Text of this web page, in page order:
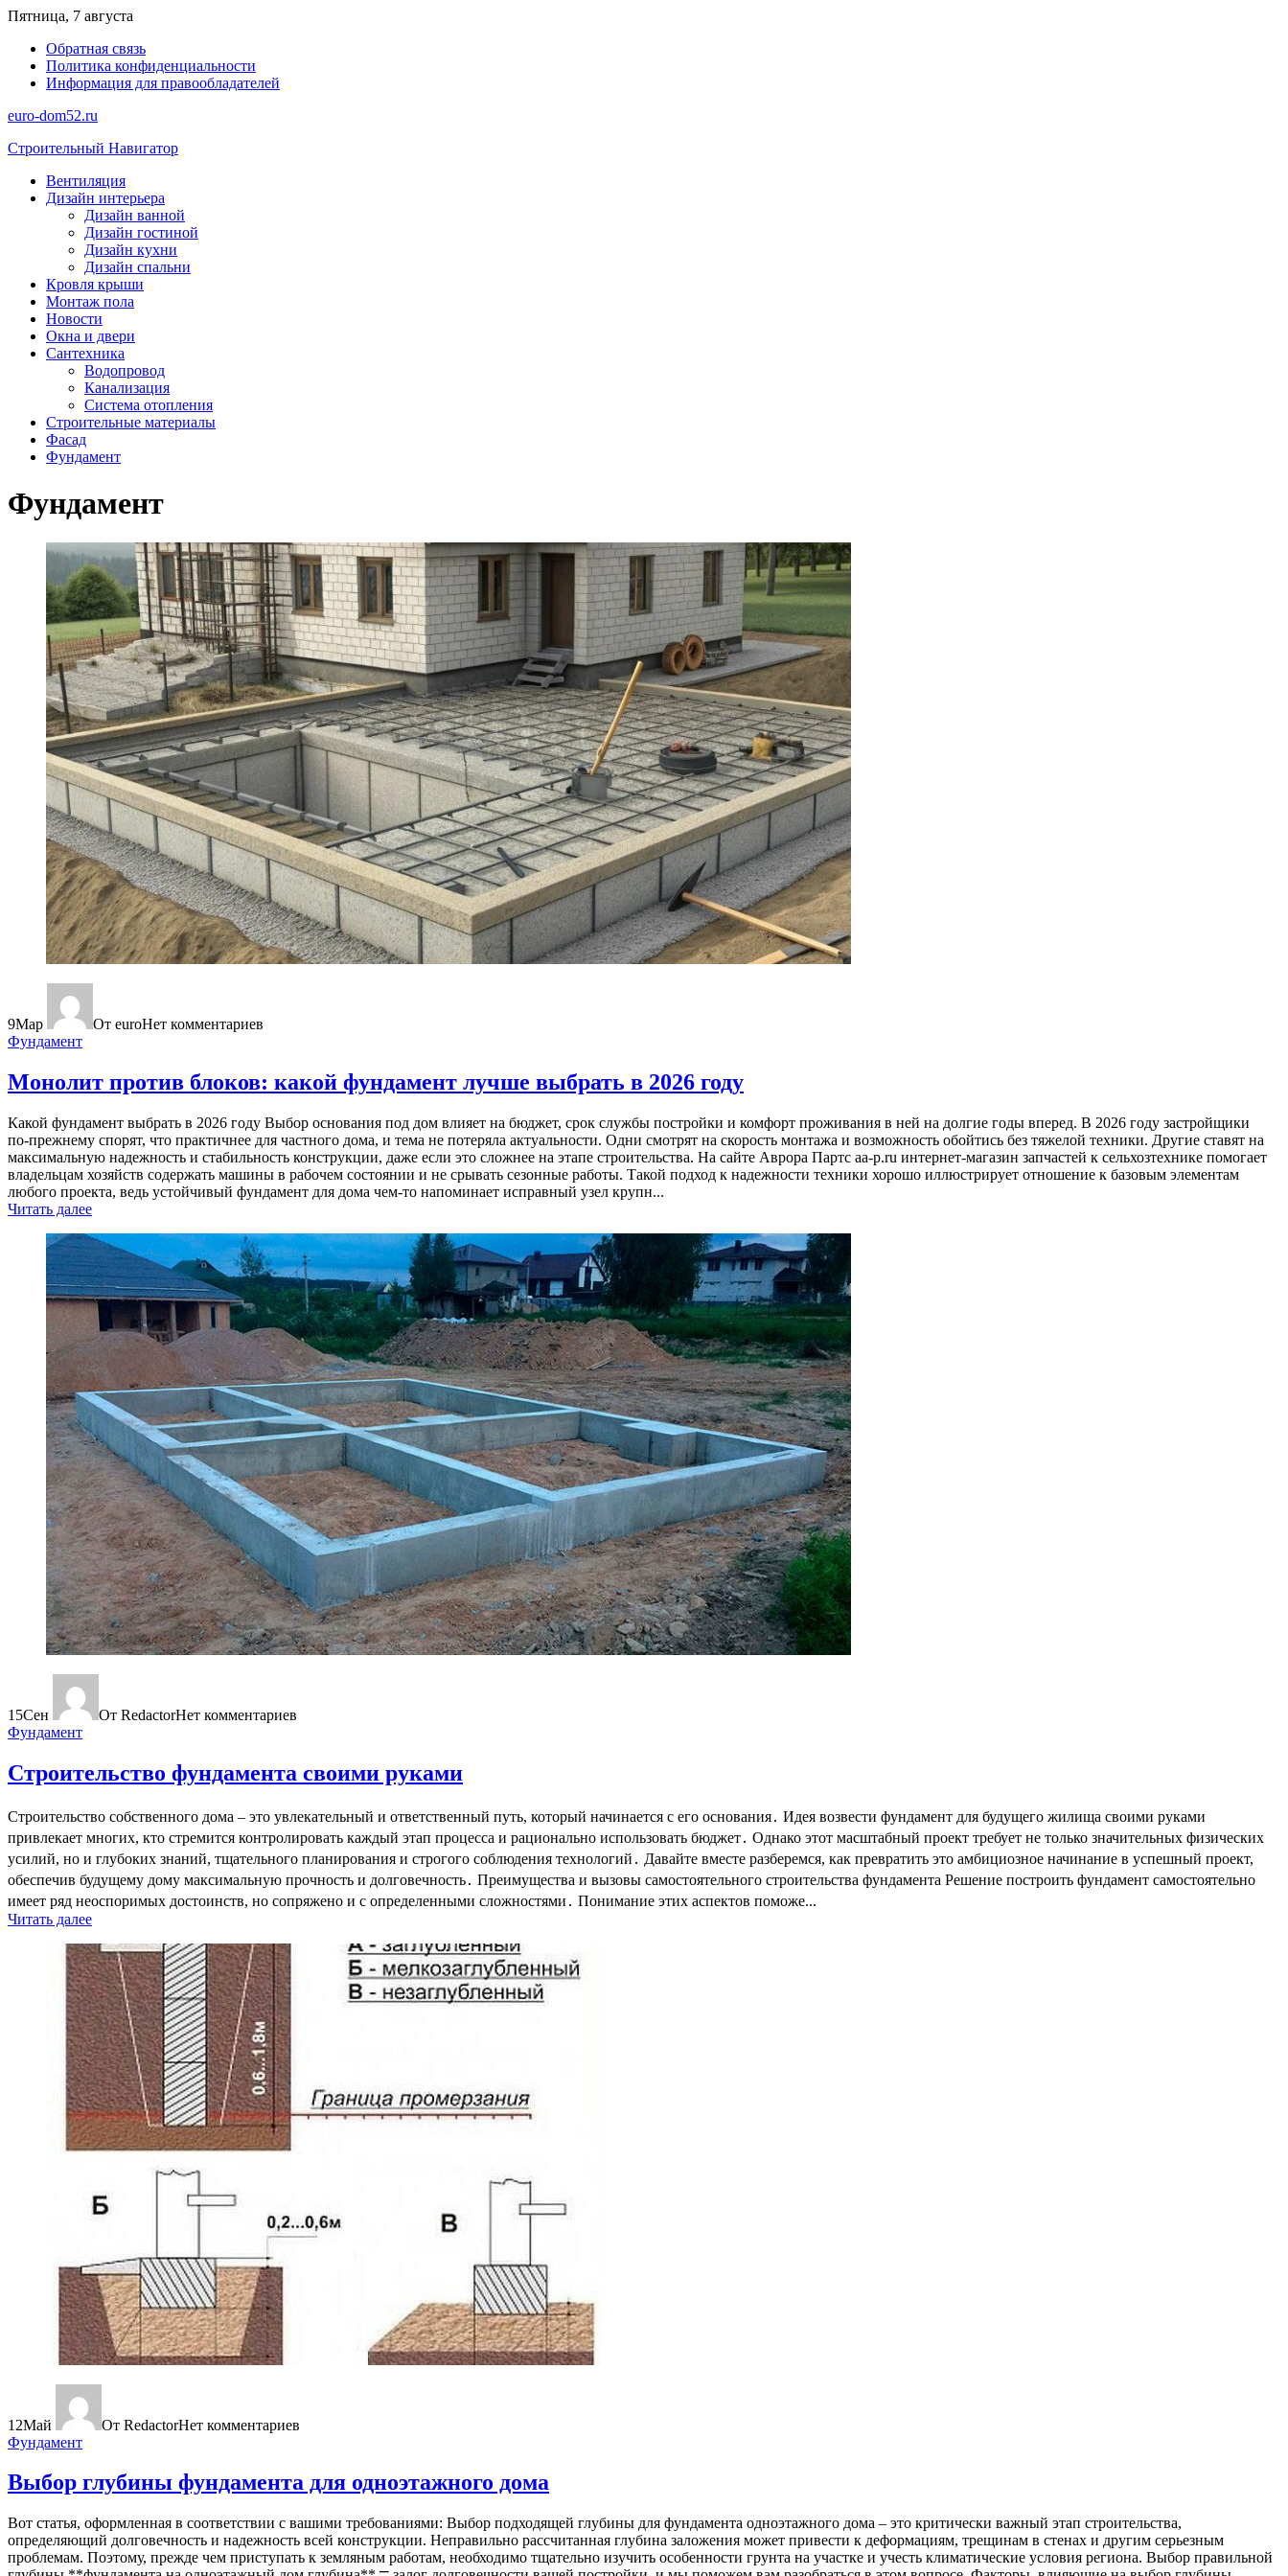
Перейти
содержимому
Пятница, 7 августа
Обратная связь
Политика конфиденциальности
Информация для правообладателей
euro-dom52.ru
Строительный Навигатор
Вентиляция
Дизайн интерьера
Дизайн ванной
Дизайн гостиной
Дизайн кухни
Дизайн спальни
Кровля крыши
Монтаж пола
Новости
Окна и двери
Сантехника
Водопровод
Канализация
Система отопления
Строительные материалы
Фасад
Фундамент
Фундамент
9Мар От euroНет комментариев
Фундамент
Монолит против блоков: какой фундамент лучше выбрать в 2026 году
Какой фундамент выбрать в 2026 году Выбор основания под дом влияет на бюджет, срок службы постройки и комфорт проживания в ней на долгие годы вперед. В 2026 году застройщики
по‑прежнему спорят, что практичнее для частного дома, и тема не потеряла актуальности. Одни смотрят на скорость монтажа и возможность обойтись без тяжелой техники. Другие ставят на
максимальную надежность и стабильность конструкции, даже если это сложнее на этапе строительства. На сайте Аврора Партс aa-p.ru интернет-магазин запчастей к сельхозтехнике помогает
владельцам хозяйств содержать машины в рабочем состоянии и не срывать сезонные работы. Такой подход к надежности техники хорошо иллюстрирует отношение к базовым элементам
любого проекта, ведь устойчивый фундамент для дома чем-то напоминает исправный узел крупн...
Читать далее
15Сен От RedactorНет комментариев
Фундамент
Строительство фундамента своими руками
Строительство собственного дома – это увлекательный и ответственный путь, который начинается с его основания․ Идея возвести фундамент для будущего жилища своими руками
привлекает многих, кто стремится контролировать каждый этап процесса и рационально использовать бюджет․ Однако этот масштабный проект требует не только значительных физических
усилий, но и глубоких знаний, тщательного планирования и строгого соблюдения технологий․ Давайте вместе разберемся, как превратить это амбициозное начинание в успешный проект,
обеспечив будущему дому максимальную прочность и долговечность․ Преимущества и вызовы самостоятельного строительства фундамента Решение построить фундамент самостоятельно
имеет ряд неоспоримых достоинств, но сопряжено и с определенными сложностями․ Понимание этих аспектов поможе...
Читать далее
12Май От RedactorНет комментариев
Фундамент
Выбор глубины фундамента для одноэтажного дома
Вот статья, оформленная в соответствии с вашими требованиями: Выбор подходящей глубины для фундамента одноэтажного дома – это критически важный этап строительства,
определяющий долговечность и надежность всей конструкции. Неправильно рассчитанная глубина заложения может привести к деформациям, трещинам в стенах и другим серьезным
проблемам. Поэтому, прежде чем приступать к земляным работам, необходимо тщательно изучить особенности грунта на участке и учесть климатические условия региона. Выбор правильной